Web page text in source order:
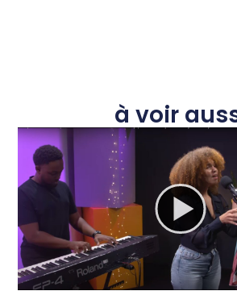
à voir